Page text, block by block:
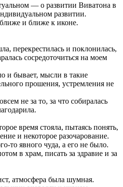
— о развитии Виватона в
развитии.
и ближе к иконе.
перекрестилась и поклонилась,
сосредоточиться на моем
и бывает, мысли в такие
прошения, устремления не
не за то, за что собиралась
время стояла, пытаясь понять,
и некоторое разочарование.
то явного чуда, а его не было.
в храм, писать за здравие и за
атмосфера была шумная.